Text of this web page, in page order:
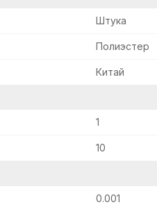
Штука
Полиэстер
Китай
1
10
0.001